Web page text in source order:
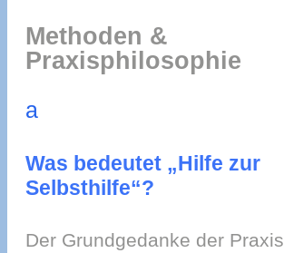
Methoden &
Praxisphilosophie
a
Was bedeutet „Hilfe zur
Selbsthilfe“?
Der Grundgedanke der